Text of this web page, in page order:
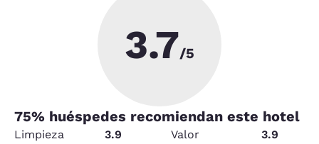
3.7/5
75% huéspedes recomiendan este hotel
Limpieza 3.9 Valor
3.9